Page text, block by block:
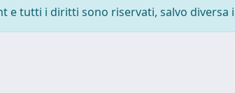
e tutti i diritti sono riservati, salvo diversa